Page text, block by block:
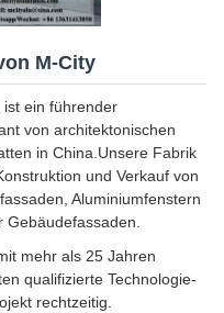
M-City
ist ein führender
von architektonischen
in China.Unsere Fabrik
und Verkauf von
Aluminiumfenstern
mehr als 25 Jahren
qualifizierte Technologie-
rechtzeitig.